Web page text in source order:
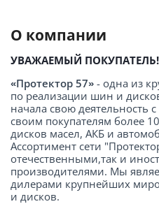
О компании
УВАЖАЕМЫЙ ПОКУПАТЕЛЬ!
«Протектор 57» - одна из
по реализации шин и
начала свою деятельность
своим покупателям более
дисков масел, АКБ и
Ассортимент сети
отечественными,так и
производителями. Мы
дилерами крупнейших
и дисков.